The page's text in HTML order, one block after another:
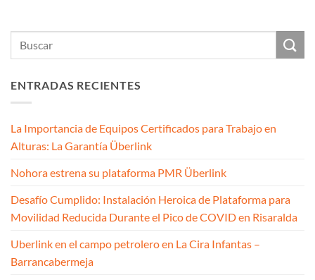
ENTRADAS RECIENTES
La Importancia de Equipos Certificados para Trabajo en
Alturas: La Garantía Überlink
Nohora estrena su plataforma PMR Überlink
Desafío Cumplido: Instalación Heroica de Plataforma para
Movilidad Reducida Durante el Pico de COVID en Risaralda
Uberlink en el campo petrolero en La Cira Infantas –
Barrancabermeja